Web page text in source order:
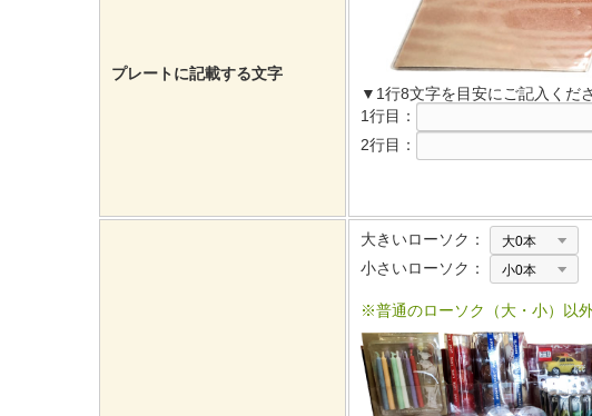
プレートに記載する文字
▼1行8文字を目安にご記入くださ
1行目：
2行目：
大きいローソク：
小さいローソク：
※普通のローソク（大・小）以